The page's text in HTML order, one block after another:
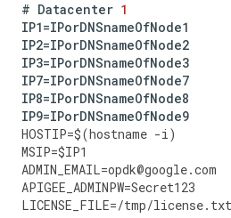
# Datacenter 1
IP1=IPorDNSnameOfNode1
IP2=IPorDNSnameOfNode2
IP3=IPorDNSnameOfNode3
IP7=IPorDNSnameOfNode7
IP8=IPorDNSnameOfNode8
IP9=IPorDNSnameOfNode9
HOSTIP=$(hostname -i)
MSIP=$IP1
ADMIN_EMAIL=opdk@google.com
APIGEE_ADMINPW=Secret123
LICENSE_FILE=/tmp/license. txt